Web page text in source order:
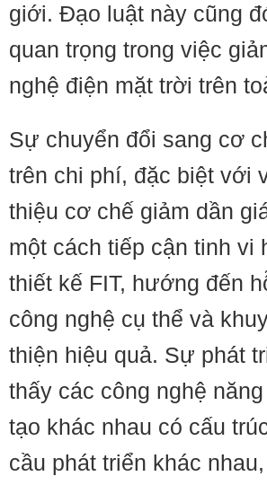
giới. Đạo luật này cũng
quan trọng trong việc
nghệ điện mặt trời trên
Sự chuyển đổi sang cơ
trên chi phí, đặc biệt với
thiệu cơ chế giảm dần
một cách tiếp cận tinh vi
thiết kế FIT, hướng đến
công nghệ cụ thể và
thiện hiệu quả. Sự phát
thấy các công nghệ
tạo khác nhau có cấu
cầu phát triển khác